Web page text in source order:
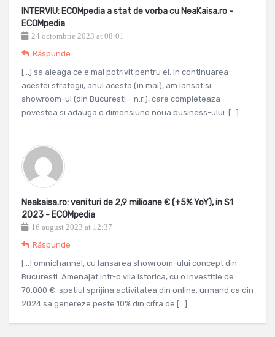
INTERVIU: ECOMpedia a stat de vorba cu NeaKaisa.ro -
ECOMpedia
24 octombrie 2023 at 08:01
Răspunde
[…] sa aleaga ce e mai potrivit pentru el. In continuarea
acestei strategii, anul acesta (in mai), am lansat si
showroom-ul (din Bucuresti – n.r.), care completeaza
povestea si adauga o dimensiune noua business-ului. […]
Neakaisa.ro: venituri de 2,9 milioane € (+5% YoY), in S1
2023 - ECOMpedia
16 august 2023 at 12:37
Răspunde
[…] omnichannel, cu lansarea showroom-ului concept din
Bucuresti. Amenajat intr-o vila istorica, cu o investitie de
70.000 €, spatiul sprijina activitatea din online, urmand ca din
2024 sa genereze peste 10% din cifra de […]